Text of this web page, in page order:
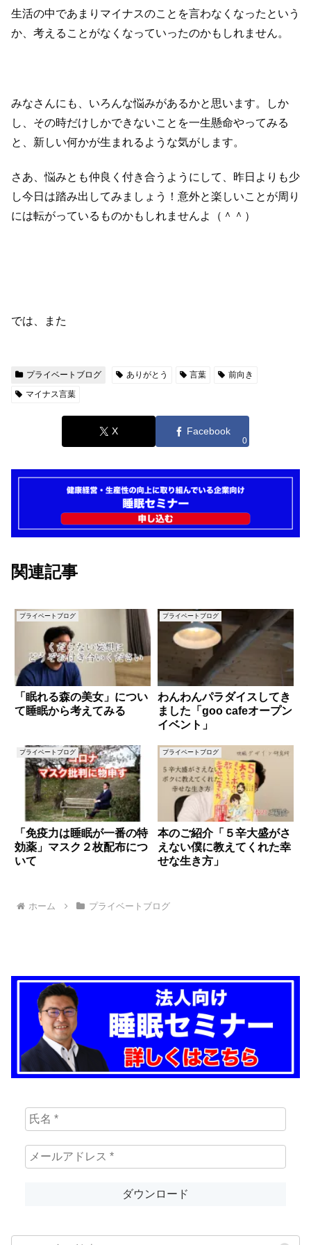
生活の中であまりマイナスのことを言わなくなったという
か、考えることがなくなっていったのかもしれません。
みなさんにも、いろんな悩みがあるかと思います。しか
し、その時だけしかできないことを一生懸命やってみる
と、新しい何かが生まれるような気がします。
さあ、悩みとも仲良く付き合うようにして、昨日よりも少
し今日は踏み出してみましょう！意外と楽しいことが周り
には転がっているものかもしれませんよ（＾＾）
では、また
プライベートブログ ありがとう 言葉
前向き
マイナス言葉
X Facebook
0
関連記事
プライベートブログ
「眠れる森の美女」につい
て睡眠から考えてみる
プライベートブログ
わんわんパラダイスしてき
ました「goo cafeオープン
イベント」
プライベートブログ
「免疫力は睡眠が一番の特
効薬」マスク２枚配布につ
いて
プライベートブログ
本のご紹介「５辛大盛がさ
えない僕に教えてくれた幸
せな生き方」
ホーム プライベートブログ